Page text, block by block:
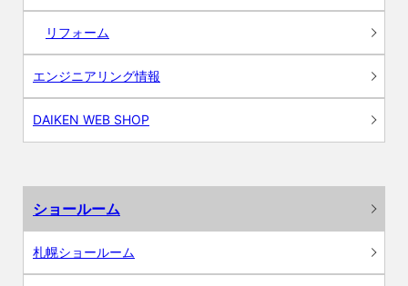
リフォーム
エンジニアリング情報
DAIKEN WEB SHOP
ショールーム
札幌ショールーム